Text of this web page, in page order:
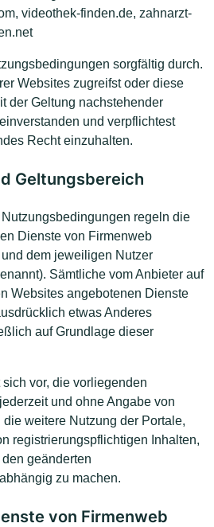
videothek-finden.de, zahnarzt-
sorgfältig durch.
Websites zugreifst oder diese
der Geltung nachstehender
und verpflichtest
Recht einzuhalten.
Geltungsbereich
regeln die
Dienste von Firmenweb
dem jeweiligen Nutzer
Sämtliche vom Anbieter auf
Websites angebotenen Dienste
etwas Anderes
auf Grundlage dieser
vor, die vorliegenden
und ohne Angabe von
weitere Nutzung der Portale,
registrierungspflichtigen Inhalten,
geänderten
zu machen.
von Firmenweb